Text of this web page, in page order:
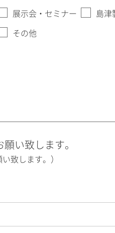
展示会・セミナー 島津
その他
い致します。
致します。）